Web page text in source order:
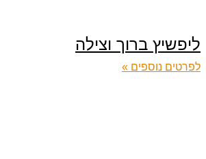
ליפשיץ ברוך וצילה
לפרטים נוספים »